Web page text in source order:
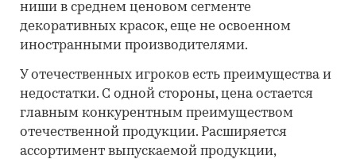
ниши в среднем ценовом сегменте
декоративных красок, еще не освоенном
иностранными производителями.
У отечественных игроков есть преимущества и
недостатки. С одной стороны, цена остается
главным конкурентным преимуществом
отечественной продукции. Расширяется
ассортимент выпускаемой продукции,